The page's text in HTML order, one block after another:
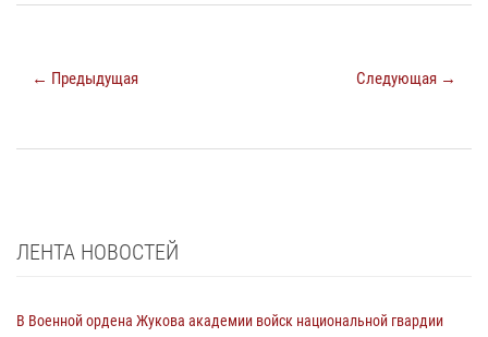
← Предыдущая Следующая →
ЛЕНТА НОВОСТЕЙ
В Военной ордена Жукова академии войск национальной гвардии